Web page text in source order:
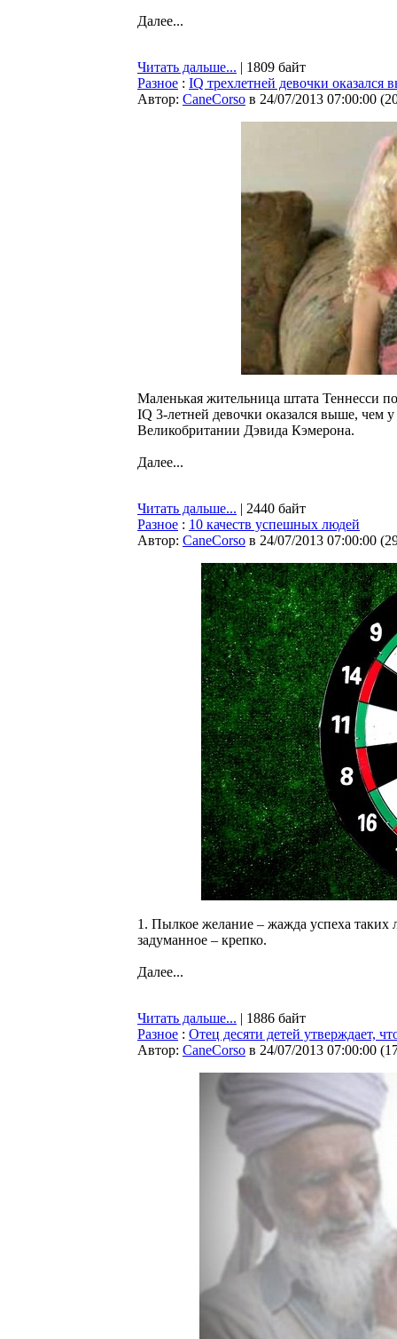
Далее...
Читать дальше... | 1809 байт
Разное : IQ трехлетней девочки
Автор: CaneCorso в 24/07/2013 07:00:00 (
Маленькая жительница штата Теннесси
IQ 3-летней девочки оказался выше,
Великобритании Дэвида Кэмерона.
Далее...
Читать дальше... | 2440 байт
Разное : 10 качеств успешных людей
Автор: CaneCorso в 24/07/2013 07:00:00 (
1. Пылкое желание – жажда успеха таких
задуманное – крепко.
Далее...
Читать дальше... | 1886 байт
Разное : Отец десяти детей утверждает,
Автор: CaneCorso в 24/07/2013 07:00:00 (